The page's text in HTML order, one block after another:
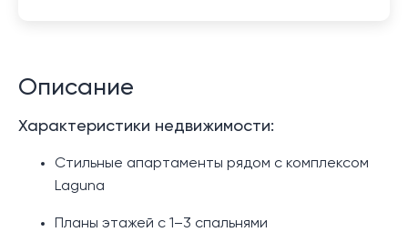
Описание
Характеристики недвижимости:
Стильные апартаменты рядом с комплексом
Laguna
Планы этажей с 1–3 спальнями